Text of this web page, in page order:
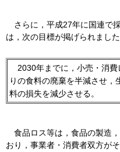
さらに，平成27年に国連で
は，次の目標が掲げられました
2030年までに，小売・消
りの食料の廃棄を半減させ，
料の損失を減少させる。
食品ロス等は，食品の製造
おり，事業者・消費者双方が